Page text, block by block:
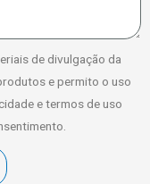
de divulgação da
e permito o uso
e termos de uso